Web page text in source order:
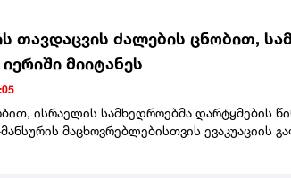
თავდაცვის ძალების ცნობით,
მიიტანეს
ისრაელის სამხედროებმა დარტყმების
მაცხოვრებლებისთვის ევაკუაციის